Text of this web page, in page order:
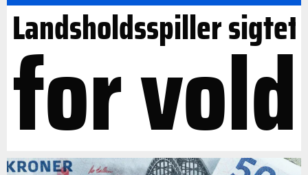
Landsholdsspiller sigtet
for vold